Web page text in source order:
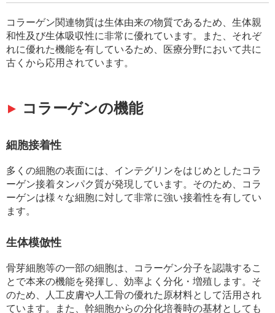
コラーゲン関連物質は生体由来の物質であるため、生体親
和性及び生体吸収性に非常に優れています。また、それぞ
れに優れた機能を有しているため、医療分野において共に
古くから応用されています。
コラーゲンの機能
細胞接着性
多くの細胞の表面には、インテグリンをはじめとしたコラ
ーゲン接着タンパク質が発現しています。そのため、コラ
ーゲンは様々な細胞に対して非常に強い接着性を有してい
ます。
生体模倣性
骨芽細胞等の一部の細胞は、コラーゲン分子を認識するこ
とで本来の機能を発揮し、効率よく分化・増殖します。そ
のため、人工皮膚や人工骨の優れた原材料として活用され
ています。また、幹細胞からの分化培養時の基材としても